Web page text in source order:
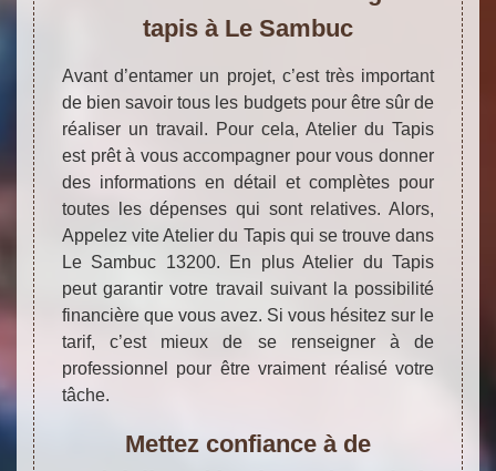
tapis à Le Sambuc
Avant d’entamer un projet, c’est très important
de bien savoir tous les budgets pour être sûr de
réaliser un travail. Pour cela, Atelier du Tapis
est prêt à vous accompagner pour vous donner
des informations en détail et complètes pour
toutes les dépenses qui sont relatives. Alors,
Appelez vite Atelier du Tapis qui se trouve dans
Le Sambuc 13200. En plus Atelier du Tapis
peut garantir votre travail suivant la possibilité
financière que vous avez. Si vous hésitez sur le
tarif, c’est mieux de se renseigner à de
professionnel pour être vraiment réalisé votre
tâche.
Mettez confiance à de